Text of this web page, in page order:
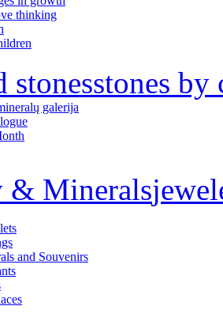
thinking
stonesstones by
galerija
& Minerals
and Souvenirs